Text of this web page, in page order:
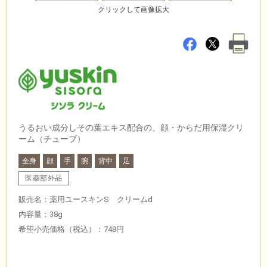
クリックして画像拡大
うるおい成分しその葉エキス配合の、顔・からだ用保湿クリ
ーム（チューブ）
全身 顔 手 腕 背中 足
医薬部外品
販売名：薬用ユースキンS クリームd
内容量：38g
希望小売価格（税込）：748円